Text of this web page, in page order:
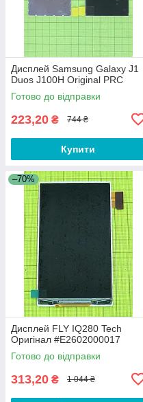
Дисплей Samsung Galaxy J1
Duos J100H Original PRC
Готово до відправки
223,20 ₴ 744 ₴
Купити
–70%
Дисплей FLY IQ280 Tech
Оригінал #E2602000017
Готово до відправки
313,20 ₴ 1 044 ₴